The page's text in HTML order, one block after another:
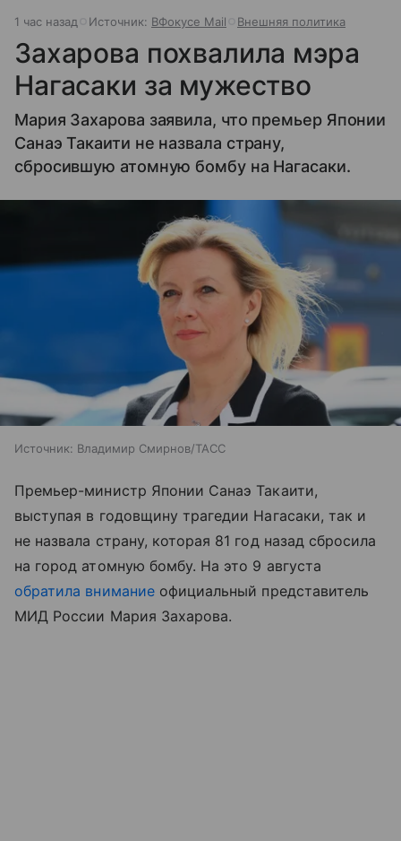
1 час назад Источник: ВФокусе Mail Внешняя политика
Захарова похвалила мэра
Нагасаки за мужество
Мария Захарова заявила, что премьер Японии
Санаэ Такаити не назвала страну,
сбросившую атомную бомбу на Нагасаки.
Источник: Владимир Смирнов/ТАСС
Премьер-министр Японии Санаэ Такаити,
выступая в годовщину трагедии Нагасаки, так и
не назвала страну, которая 81 год назад сбросила
на город атомную бомбу. На это 9 августа
обратила вниманиеофициальный представитель
МИД России Мария Захарова.